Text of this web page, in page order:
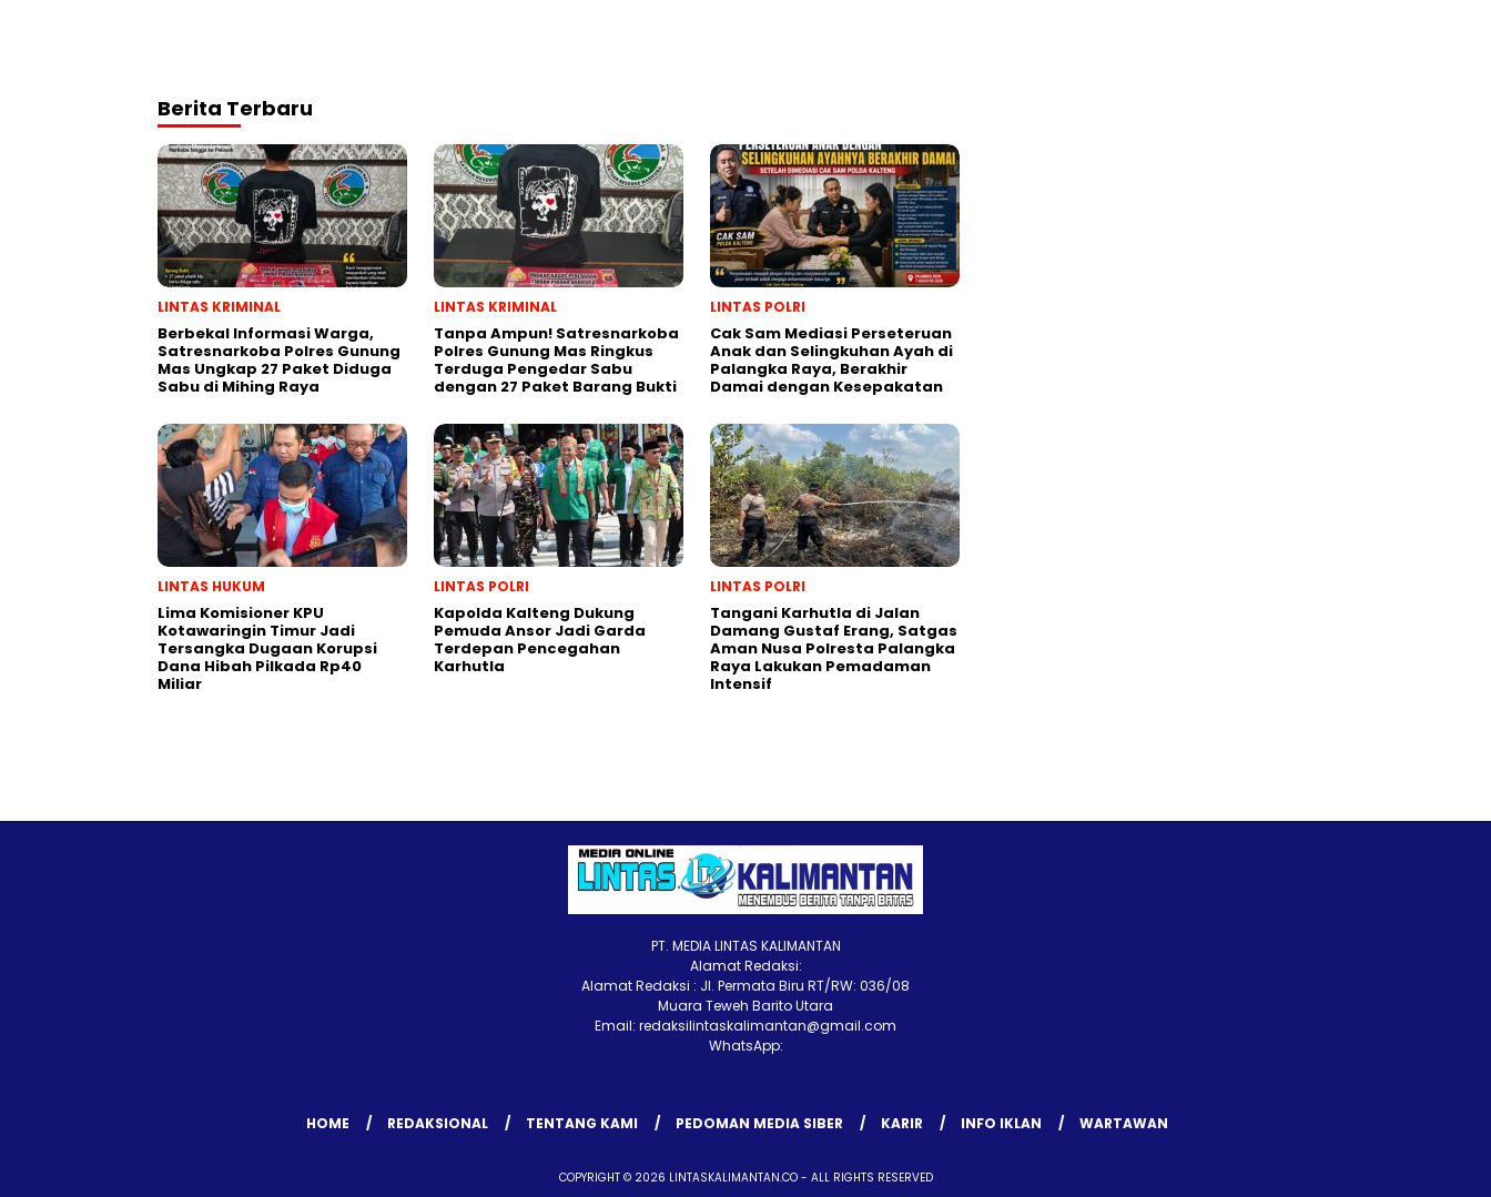
Berita Terbaru
LINTAS KRIMINAL
Berbekal Informasi Warga,
Satresnarkoba Polres Gunung
Mas Ungkap 27 Paket Diduga
Sabu di Mihing Raya
LINTAS KRIMINAL
Tanpa Ampun! Satresnarkoba
Polres Gunung Mas Ringkus
Terduga Pengedar Sabu
dengan 27 Paket Barang Bukti
LINTAS POLRI
Cak Sam Mediasi Perseteruan
Anak dan Selingkuhan Ayah di
Palangka Raya, Berakhir
Damai dengan Kesepakatan
LINTAS HUKUM
Lima Komisioner KPU
Kotawaringin Timur Jadi
Tersangka Dugaan Korupsi
Dana Hibah Pilkada Rp40
Miliar
LINTAS POLRI
Kapolda Kalteng Dukung
Pemuda Ansor Jadi Garda
Terdepan Pencegahan
Karhutla
LINTAS POLRI
Tangani Karhutla di Jalan
Damang Gustaf Erang, Satgas
Aman Nusa Polresta Palangka
Raya Lakukan Pemadaman
Intensif
PT. MEDIA LINTAS KALIMANTAN
Alamat Redaksi:
Alamat Redaksi : Jl. Permata Biru RT/RW: 036/08
Muara Teweh Barito Utara
Email: redaksilintaskalimantan@gmail.com
WhatsApp:
HOME REDAKSIONAL TENTANG KAMI PEDOMAN MEDIA SIBER KARIR INFO IKLAN WARTAWAN
COPYRIGHT © 2026 LINTASKALIMANTAN.CO - ALL RIGHTS RESERVED